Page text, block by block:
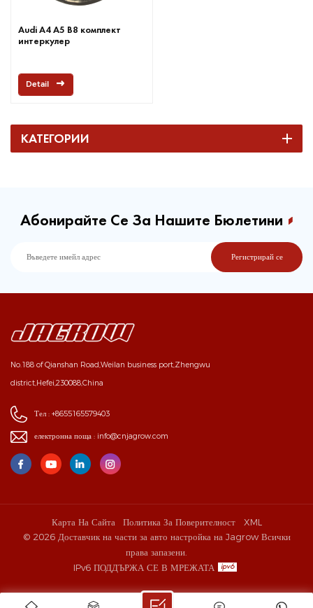
Audi A4 A5 B8 комплект
интеркулер
Detail
КАТЕГОРИИ
Абонирайте Се За Нашите Бюлетини
No.188 of Qianshan Road,Weilan business port,Zhengwu
district,Hefei,230088,China
Тел : +8655165579403
електронна поща : info@cnjagrow.com
Карта На Сайта Политика За Поверителност
XML
© 2026 Доставчик на части за авто настройка на Jagrow Всички
права запазени.
IPv6 ПОДДЪРЖА СЕ В МРЕЖАТА